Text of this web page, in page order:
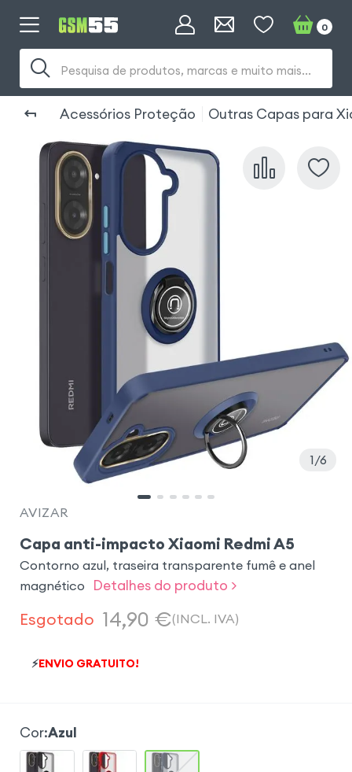
Pesquisa de produtos, marcas e muito mais...
0
Acessórios Proteção Outras Capas para
1 6
AVIZAR
Capa anti-impacto Xiaomi Redmi A5
Contorno azul, traseira transparente fumê e anel
magnético
Detalhes do produto >
Esgotado 14,90 €(INCL. IVA)
⚡ENVIO GRATUITO!
Cor:Azul